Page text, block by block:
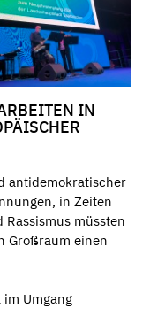
IN
antidemokratischer
in Zeiten
müssten
Großraum einen
im Umgang